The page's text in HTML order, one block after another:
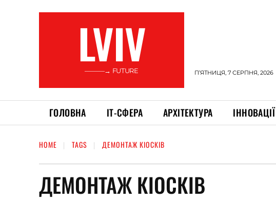
LVIV
———→ FUTURE П’ЯТНИЦЯ, 7 СЕРПНЯ, 2026
ГОЛОВНА ІТ-СФЕРА АРХІТЕКТУРА ІННОВАЦІЇ
HOME TAGS ДЕМОНТАЖ КІОСКІВ
ДЕМОНТАЖ КІОСКІВ